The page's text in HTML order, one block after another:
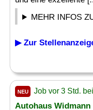
MEHR INFOS
▶ Zur
NEU Job vor 3 Std.
Autohaus